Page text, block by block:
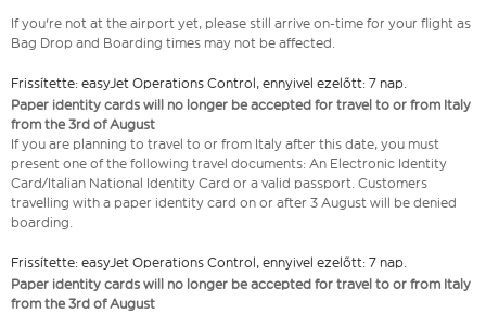
If you're not at the airport yet, please still arrive on-time for your flight as
Bag Drop and Boarding times may not be affected.
Frissítette: easyJet Operations Control, ennyivel ezelőtt: 7 nap.
Paper identity cards will no longer be accepted for travel to or from Italy
from the 3rd of August
If you are planning to travel to or from Italy after this date, you must
present one of the following travel documents: An Electronic Identity
Card/Italian National Identity Card or a valid passport. Customers
travelling with a paper identity card on or after 3 August will be denied
boarding.
Frissítette: easyJet Operations Control, ennyivel ezelőtt: 7 nap.
Paper identity cards will no longer be accepted for travel to or from Italy
from the 3rd of August